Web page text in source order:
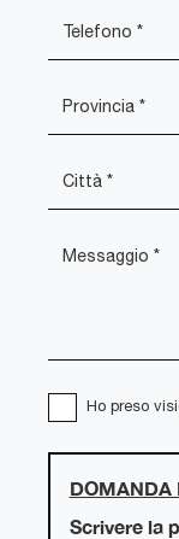
Ho preso
DOMANDA
Scrivere la